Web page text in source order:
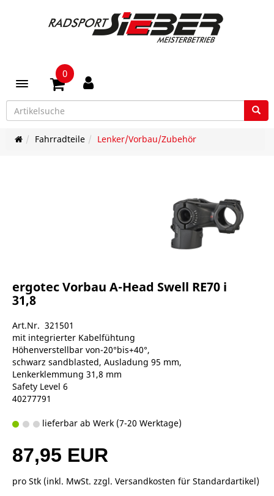
Toggle navigation
0
Fahrradteile Lenker/Vorbau/Zubehör
ergotec Vorbau A-Head Swell RE70 i
31,8
Art.Nr. 321501
mit integrierter Kabelfühtung
Höhenverstellbar von-20°bis+40°,
schwarz sandblasted, Ausladung 95 mm,
Lenkerklemmung 31,8 mm
Safety Level 6
40277791
lieferbar ab Werk (7-20 Werktage)
87,95 EUR
pro Stk (inkl. MwSt. zzgl. Versandkosten für Standardartikel)